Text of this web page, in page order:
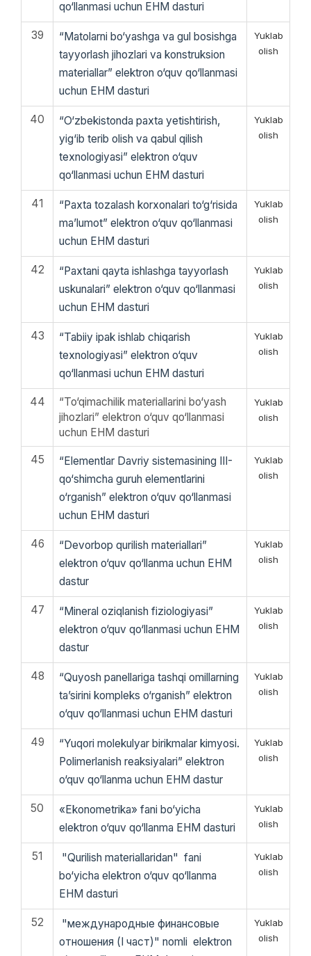
qo‘llanmasi uchun EHM dasturi
39
“Matolarni bo‘yashga va gul bosishga
tayyorlash jihozlari va konstruksion
materiallar” elektron o‘quv qo‘llanmasi
uchun EHM dasturi
Yuklab
olish
40
“O‘zbekistonda paxta yetishtirish,
yig‘ib terib olish va qabul qilish
texnologiyasi” elektron o‘quv
qo‘llanmasi uchun EHM dasturi
Yuklab
olish
41
“Paxta tozalash korxonalari to‘g‘risida
ma’lumot” elektron o‘quv qo‘llanmasi
uchun EHM dasturi
Yuklab
olish
42
“Paxtani qayta ishlashga tayyorlash
uskunalari” elektron o‘quv qo‘llanmasi
uchun EHM dasturi
Yuklab
olish
43
“Tabiiy ipak ishlab chiqarish
texnologiyasi” elektron o‘quv
qo‘llanmasi uchun EHM dasturi
Yuklab
olish
44
“To‘qimachilik materiallarini bo‘yash
jihozlari” elektron o‘quv qo‘llanmasi
uchun EHM dasturi
Yuklab
olish
45
“Elementlar Davriy sistemasining III-
qo‘shimcha guruh elementlarini
o‘rganish” elektron o‘quv qo‘llanmasi
uchun EHM dasturi
Yuklab
olish
46
“Devorbop qurilish materiallari”
elektron o‘quv qo‘llanma uchun EHM
dastur
Yuklab
olish
47
“Mineral oziqlanish fiziologiyasi”
elektron o‘quv qo‘llanmasi uchun EHM
dastur
Yuklab
olish
48
“Quyosh panellariga tashqi omillarning
ta’sirini kompleks o‘rganish” elektron
o‘quv qo‘llanmasi uchun EHM dasturi
Yuklab
olish
49
“Yuqori molekulyar birikmalar kimyosi.
Polimerlanish reaksiyalari” elektron
o‘quv qo‘llanma uchun EHM dastur
Yuklab
olish
50
«Ekonometrika» fani bo‘yicha
elektron o‘quv qo‘llanma EHM dasturi
Yuklab
olish
51
"Qurilish materiallaridan" fani
bo‘yicha elektron o‘quv qo‘llanma
EHM dasturi
Yuklab
olish
52
"международные финансовые
отношения (I част)" nomli elektron
Yuklab
olish